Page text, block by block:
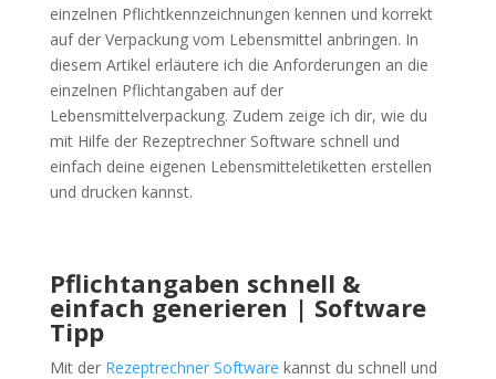
einzelnen Pflichtkennzeichnungen kennen und korrekt
auf der Verpackung vom Lebensmittel anbringen. In
diesem Artikel erläutere ich die Anforderungen an die
einzelnen Pflichtangaben auf der
Lebensmittelverpackung. Zudem zeige ich dir, wie du
mit Hilfe der Rezeptrechner Software schnell und
einfach deine eigenen Lebensmitteletiketten erstellen
und drucken kannst.
Pflichtangaben schnell &
einfach generieren | Software
Tipp
Mit der Rezeptrechner Software kannst du schnell und